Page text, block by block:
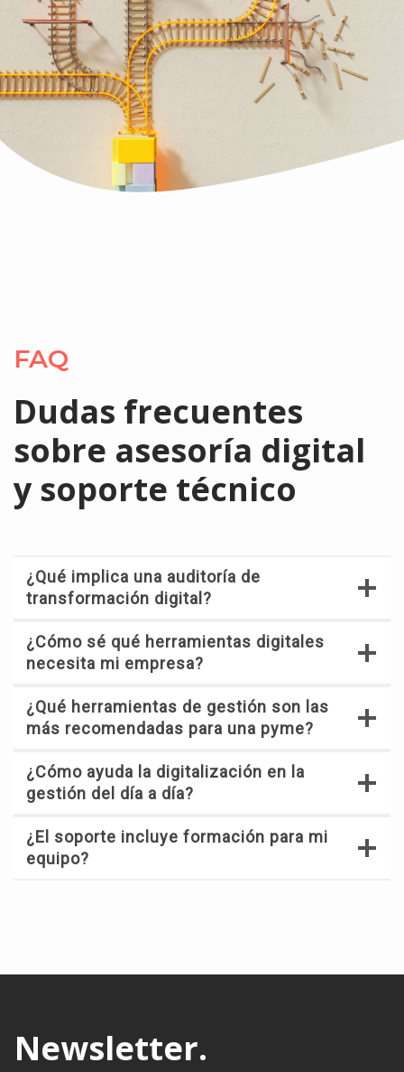
FAQ
Dudas frecuentes
sobre asesoría digital
y soporte técnico
¿Qué implica una auditoría de
transformación digital?
¿Cómo sé qué herramientas digitales
necesita mi empresa?
¿Qué herramientas de gestión son las
más recomendadas para una pyme?
¿Cómo ayuda la digitalización en la
gestión del día a día?
¿El soporte incluye formación para mi
equipo?
Newsletter.